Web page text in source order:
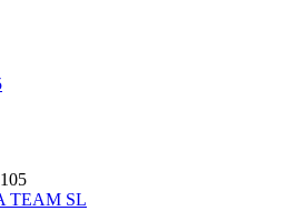
TEAM SL